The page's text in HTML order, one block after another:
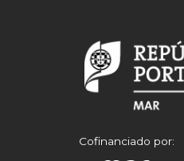
Cofinanciado por: